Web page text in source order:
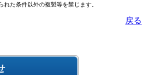
た条件以外の複製等を禁じます。
戻る